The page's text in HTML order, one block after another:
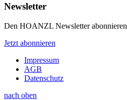
Newsletter
Den HOANZL Newsletter abonnieren
Jetzt abonnieren
Impressum
AGB
Datenschutz
nach oben